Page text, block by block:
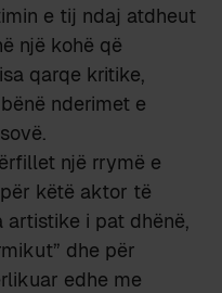
e tij ndaj atdheut
një kohë që
qarqe kritike,
nderimet e
një rrymë e
këtë aktor të
i pat dhënë,
dhe për
edhe me